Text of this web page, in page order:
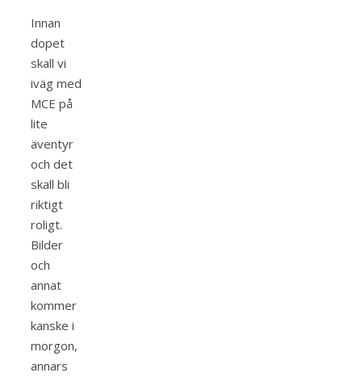
Innan
dopet
skall vi
iväg med
MCE på
lite
äventyr
och det
skall bli
riktigt
roligt.
Bilder
och
annat
kommer
kanske i
morgon,
annars